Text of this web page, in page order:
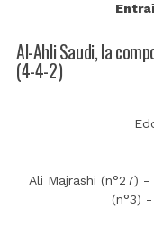
Al-Ahli Saudi, la
(4-4-2)
Ali Majrashi (n°27)
(n°3)